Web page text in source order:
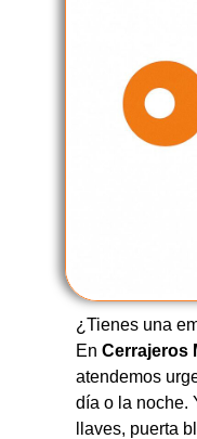
¿Tienes una
En Cerrajeros
atendemos
día o la noche.
llaves, puerta